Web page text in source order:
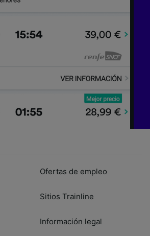
Ofertas de empleo
Sitios Trainline
Información legal